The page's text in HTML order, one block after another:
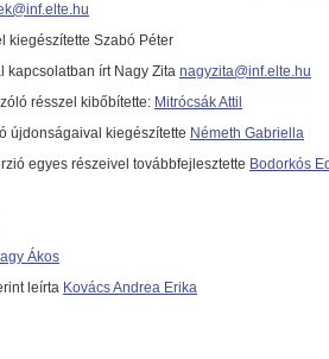
kiegészítette Szabó Péter
kapcsolatban írt Nagy Zita nagyzita@inf.elte.hu
résszel kibőbítette: Mitrócsák Attil
újdonságaival kiegészítette Németh Gabriella
egyes részeivel továbbfejlesztette Bodorkós
Ákos
leírta Kovács Andrea Erika